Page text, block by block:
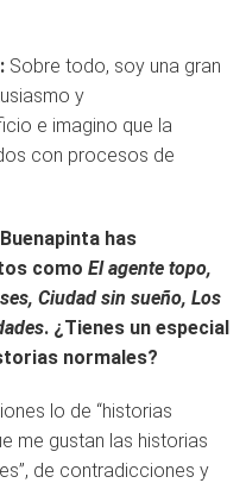
Sobre todo, soy una gran
y
e imagino que la
con procesos de
has
como El agente topo,
Ciudad sin sueño, Los
. ¿Tienes un especial
normales?
lo de “historias
me gustan las historias
de contradicciones y